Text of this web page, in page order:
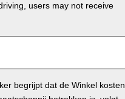
users may not receive
begrijpt dat de Winkel kosten